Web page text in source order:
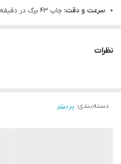
سرعت و دقت: چاپ ۴۳ برگ در دقیقه با وضوح ۱۲۰۰ dpi.
قابلیت شبکه و دو رو:
نظرات
دسته‌بندی: پرینتر